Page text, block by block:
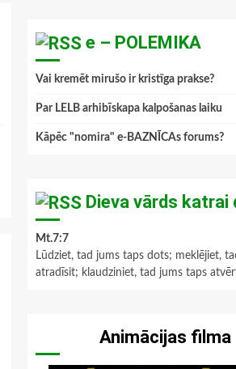
e – POLEMIKA
Vai kremēt mirušo ir kristīga prakse?
Par LELB arhibīskapa kalpošanas laiku
Kāpēc "nomira" e-BAZNĪCAs forums?
Dieva vārds katrai
Mt.7:7
Lūdziet, tad jums taps dots; meklējiet,
atradīsit; klaudziniet, tad jums taps
Animācijas filma